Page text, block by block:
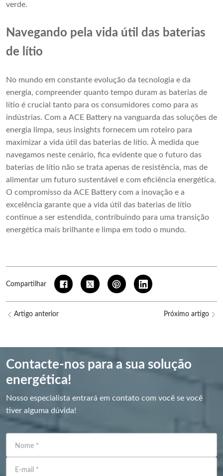
verde.
Navegando pela vida útil das baterias
de lítio
No mundo em constante evolução da tecnologia e da
energia, compreender quanto tempo duram as baterias de
lítio é crucial tanto para os consumidores como para as
indústrias. Com a ACE Battery na vanguarda das soluções de
energia limpa, seus insights fornecem um roteiro para
maximizar a vida útil das baterias de lítio. À medida que
navegamos neste cenário, fica evidente que o futuro das
baterias de lítio não se trata apenas de resistência, mas de
alimentar um futuro sustentável e com eficiência energética.
O compromisso da ACE Battery com a inovação e a
excelência garante que a vida útil das baterias de lítio
continue a ser estendida, contribuindo para uma transição
energética mais brilhante e limpa em todo o mundo.
Compartilhar
Artigo anterior Próximo artigo
Contacte-nos para a sua solução
energética!
Nosso especialista entrará em contato com você se você
tiver alguma dúvida!
Nome *
E-mail *